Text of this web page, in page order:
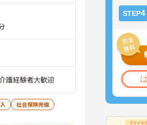
STEP4
経験者大歓迎
社会保険完備